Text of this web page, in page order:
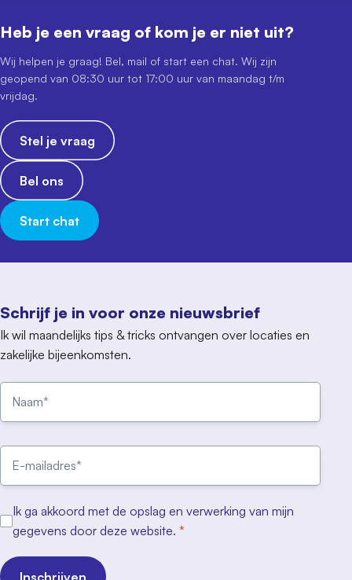
Schrijf je in voor onze nieuwsbrief
Ik wil maandelijks tips & tricks ontvangen over locaties en
zakelijke bijeenkomsten.
Ik ga akkoord met de opslag en verwerking van mijn
gegevens door deze website. *
Inschrijven
Heb je een vraag of kom je er niet uit?
Wij helpen je graag! Bel, mail of start een chat. Wij zijn
geopend van 08:30 uur tot 17:00 uur van maandag t/m
vrijdag.
Stel je vraag
Bel ons
Start chat